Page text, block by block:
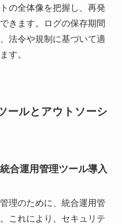
の全体像を把握し、再発
きます。ログの保存期間
法令や規制に基づいて適
す。
ールとアウトソーシ
合運用管理ツール導入
理のために、統合運用管
これにより、セキュリテ